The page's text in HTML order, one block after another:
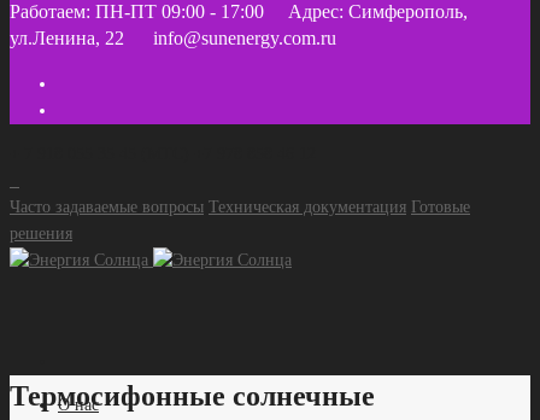
Работаем: ПН-ПТ 09:00 - 17:00
Адрес: Симферополь,
ул.Ленина, 22
info@sunenergy.com.ru
Часто задаваемые вопросы Техническая документация Готовые
решения
О нас
Термосифонные солнечные